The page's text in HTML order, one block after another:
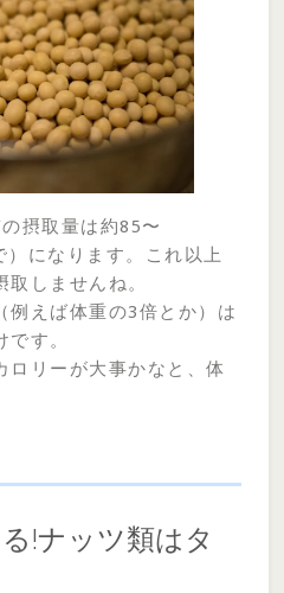
摂取量は約85〜
になります。これ以上
しませんね。
例えば体重の3倍とか）は
す。
ロリーが大事かなと、体
!ナッツ類はタ